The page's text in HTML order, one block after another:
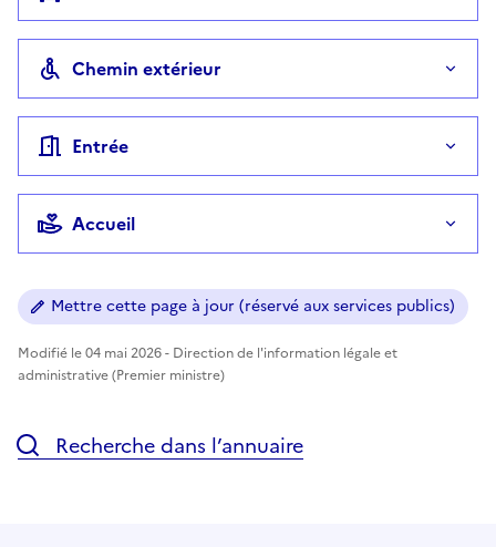
Chemin extérieur
Entrée
Accueil
Mettre cette page à jour (réservé aux services publics)
Modifié le 04 mai 2026 - Direction de l'information légale et
administrative (Premier ministre)
Recherche dans l’annuaire